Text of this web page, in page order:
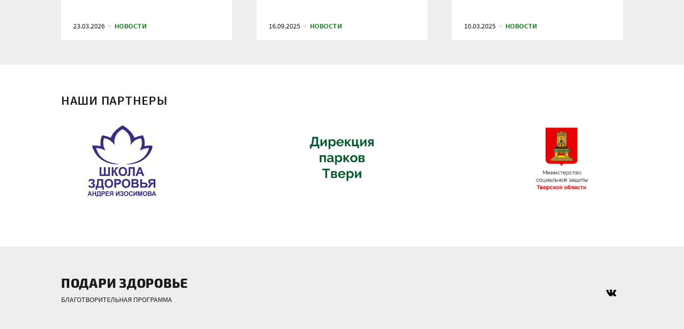
23.03.2026 НОВОСТИ 16.09.2025 НОВОСТИ 10.03.2025 НОВОСТИ
НАШИ ПАРТНЕРЫ
ПОДАРИ ЗДОРОВЬЕ
БЛАГОТВОРИТЕЛЬНАЯ ПРОГРАММА